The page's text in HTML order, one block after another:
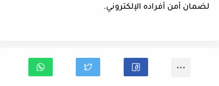
لضمان أمن أفراده الإلكتروني.